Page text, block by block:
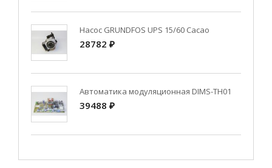
Насос GRUNDFOS UPS 15/60 Cacao
28782 ₽
Автоматика модуляционная DIMS-TH01
39488 ₽